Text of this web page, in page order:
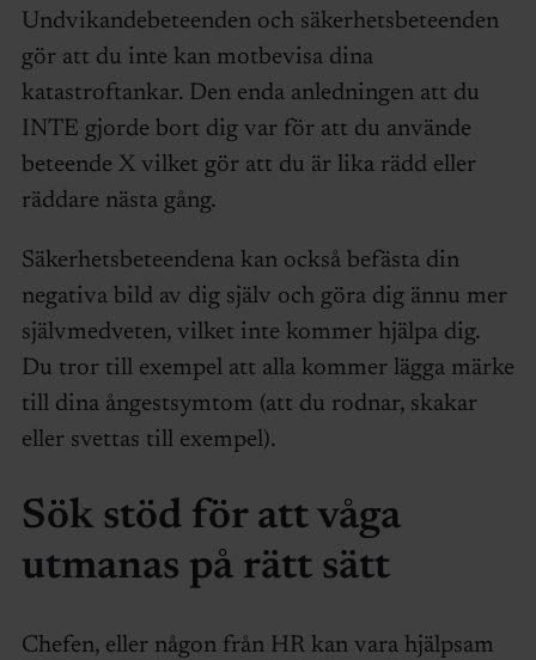
Undvikandebeteenden och säkerhetsbeteenden
gör att du inte kan motbevisa dina
katastroftankar. Den enda anledningen att du
INTE gjorde bort dig var för att du använde
beteende X vilket gör att du är lika rädd eller
räddare nästa gång.
Säkerhetsbeteendena kan också befästa din
negativa bild av dig själv och göra dig ännu mer
självmedveten, vilket inte kommer hjälpa dig.
Du tror till exempel att alla kommer lägga märke
till dina ångestsymtom (att du rodnar, skakar
eller svettas till exempel).
Sök stöd för att våga
utmanas på rätt sätt
Chefen, eller någon från HR kan vara hjälpsam